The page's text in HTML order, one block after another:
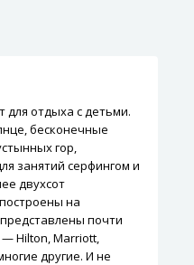
для отдыха с детьми.
бесконечные
гор,
занятий серфингом и
двухсот
на
почти
— Hilton, Marriott,
другие. И не